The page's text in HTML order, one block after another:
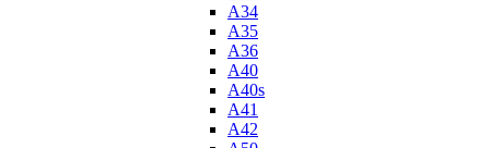
A34
A35
A36
A40
A40s
A41
A42